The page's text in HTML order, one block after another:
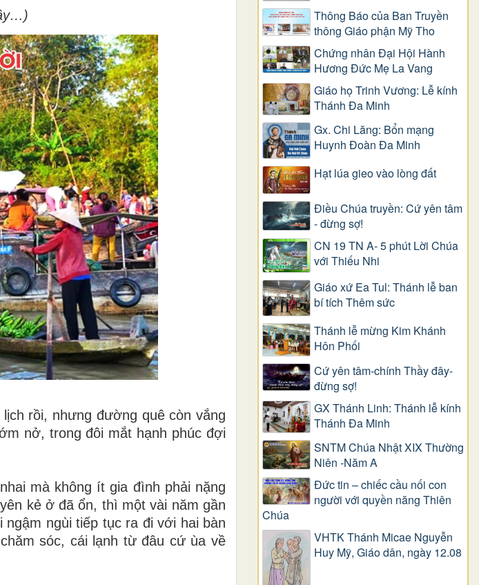
rồi, nhưng đường quê còn vắng
nở, trong đôi mắt hạnh phúc đợi
mà không ít gia đình phải nặng
kẻ ở đã ổn, thì một vài năm gần
ngùi tiếp tục ra đi với hai bàn
sóc, cái lạnh từ đâu cứ ùa về
Thông Báo của Ban Truyền
thông Giáo phận Mỹ Tho
Chứng nhân Đại Hội Hành
Hương Đức Mẹ La Vang
Giáo họ Trinh Vương: Lễ kính
Thánh Đa Minh
Gx. Chi Lăng: Bổn mạng
Huynh Đoàn Đa Minh
Hạt lúa gieo vào lòng đất
Điều Chúa truyền: Cứ yên tâm
- đừng sợ!
CN 19 TN A- 5 phút Lời Chúa
với Thiếu Nhi
Giáo xứ Ea Tul: Thánh lễ ban
bí tích Thêm sức
Thánh lễ mừng Kim Khánh
Hôn Phối
Cứ yên tâm-chính Thầy đây-
đừng sợ!
GX Thánh Linh: Thánh lễ kính
Thánh Đa Minh
SNTM Chúa Nhật XIX Thường
Niên -Năm A
Đức tin – chiếc cầu nối con
người với quyền năng Thiên
Chúa
VHTK Thánh Micae Nguyễn
Huy Mỹ, Giáo dân, ngày 12.08